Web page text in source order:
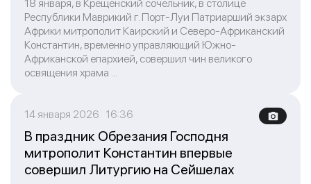
18 января, в Крещенский сочельник, в столице
Республики Маврикий г. Порт-Луи Патриарший экзарх
Африки митрополит Каирский и Северо-Африканский
Константин, временно управляющий Южно-
Африканской епархией, совершил чин великого
освящения храма ...
14 января 2026 16:36
В праздник Обрезания Господня
митрополит Константин впервые
совершил Литургию на Сейшелах